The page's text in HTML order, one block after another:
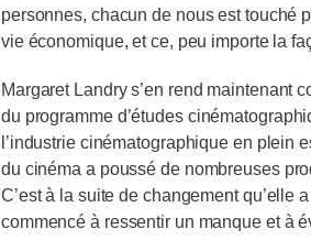
personnes, chacun de nous est touché
vie économique, et ce, peu importe la
Margaret Landry s’en rend maintenant
du programme d’études
l’industrie cinématographique en plein
du cinéma a poussé de nombreuses
C’est à la suite de changement qu’elle
commencé à ressentir un manque et à